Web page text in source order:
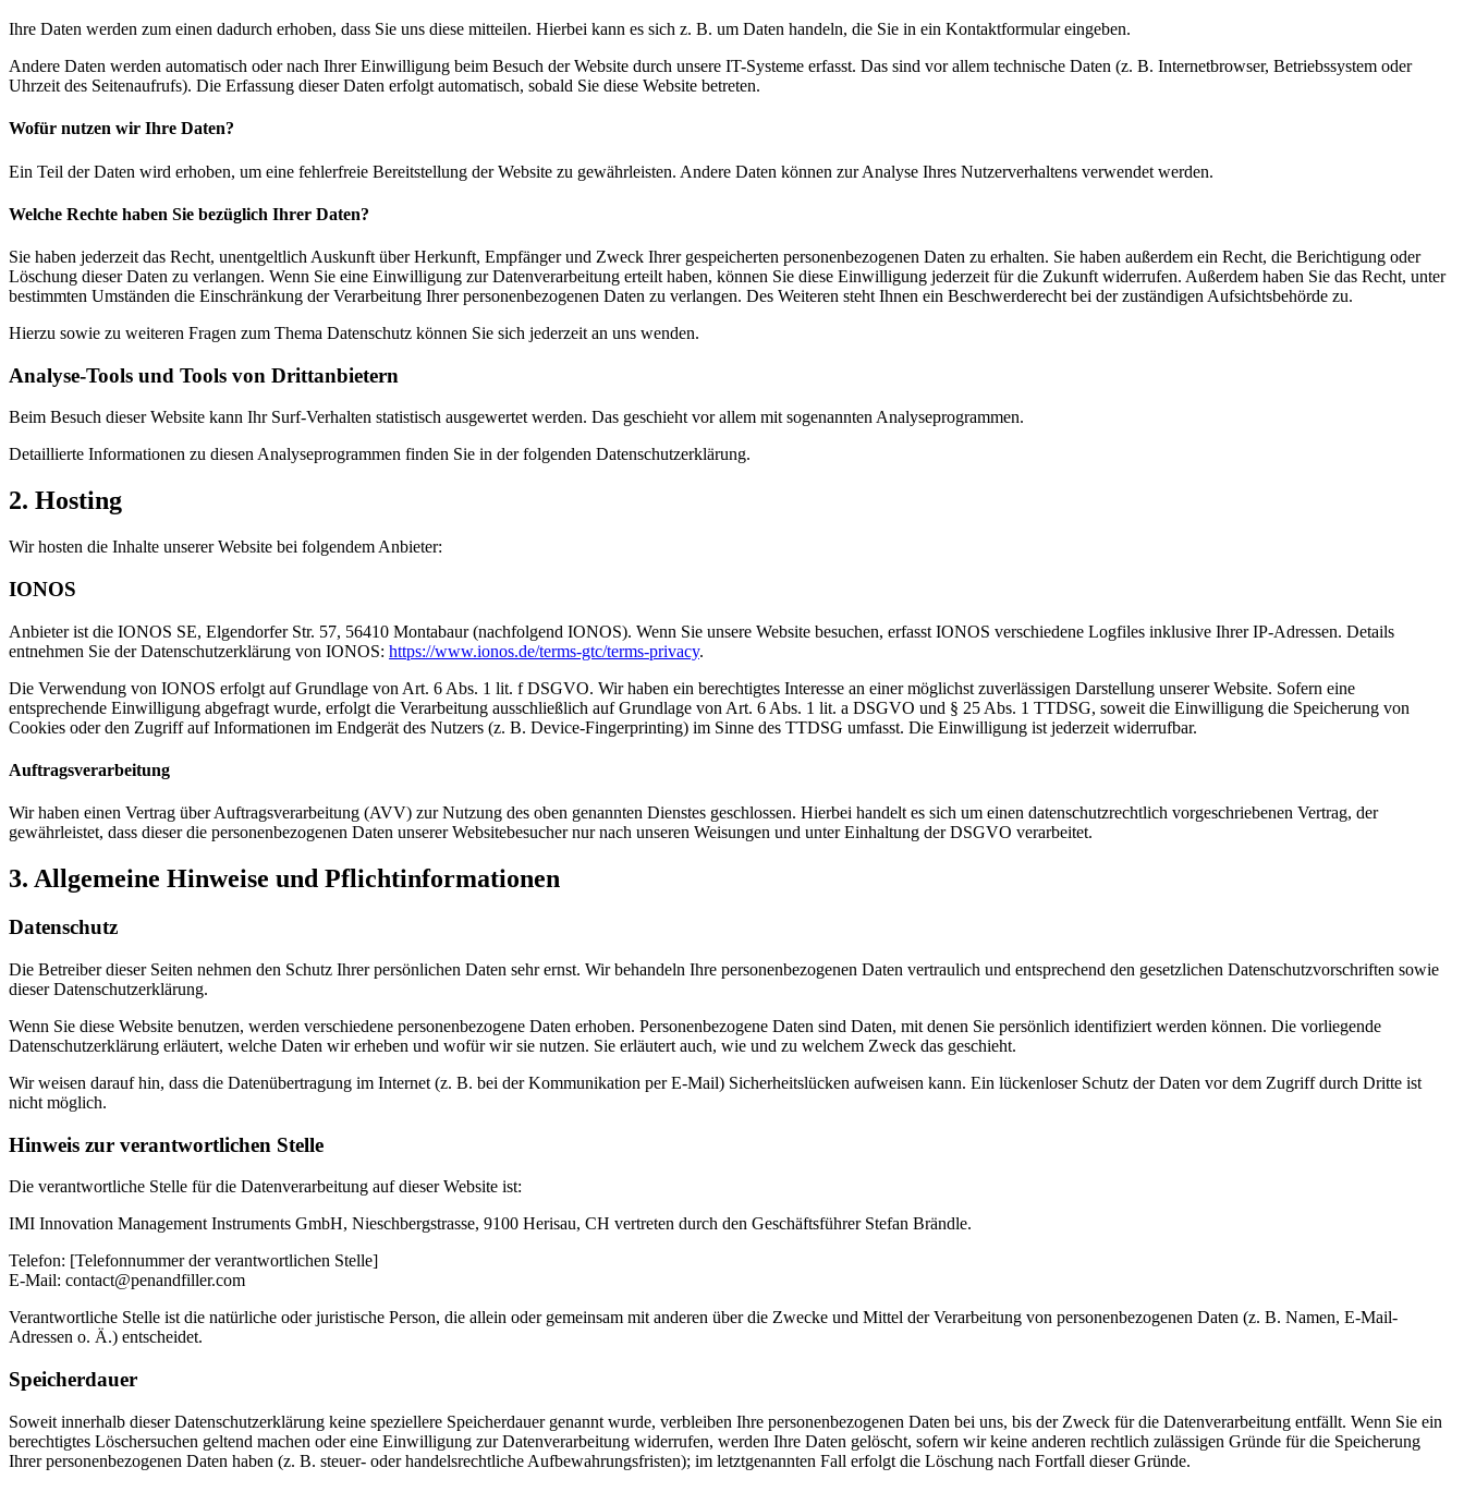
Ihre Daten werden zum einen dadurch erhoben, dass Sie uns diese mitteilen. Hierbei kann es sich z. B. um Daten handeln, die Sie in ein Kontaktformular eingeben.
Andere Daten werden automatisch oder nach Ihrer Einwilligung beim Besuch der Website durch unsere IT-Systeme erfasst. Das sind vor allem technische Daten (z. B. Internetbrowser, Betriebssystem oder
Uhrzeit des Seitenaufrufs). Die Erfassung dieser Daten erfolgt automatisch, sobald Sie diese Website betreten.
Wofür nutzen wir Ihre Daten?
Ein Teil der Daten wird erhoben, um eine fehlerfreie Bereitstellung der Website zu gewährleisten. Andere Daten können zur Analyse Ihres Nutzerverhaltens verwendet werden.
Welche Rechte haben Sie bezüglich Ihrer Daten?
Sie haben jederzeit das Recht, unentgeltlich Auskunft über Herkunft, Empfänger und Zweck Ihrer gespeicherten personenbezogenen Daten zu erhalten. Sie haben außerdem ein Recht, die Berichtigung oder
Löschung dieser Daten zu verlangen. Wenn Sie eine Einwilligung zur Datenverarbeitung erteilt haben, können Sie diese Einwilligung jederzeit für die Zukunft widerrufen. Außerdem haben Sie das Recht, unter
bestimmten Umständen die Einschränkung der Verarbeitung Ihrer personenbezogenen Daten zu verlangen. Des Weiteren steht Ihnen ein Beschwerderecht bei der zuständigen Aufsichtsbehörde zu.
Hierzu sowie zu weiteren Fragen zum Thema Datenschutz können Sie sich jederzeit an uns wenden.
Analyse-Tools und Tools von Dritt­anbietern
Beim Besuch dieser Website kann Ihr Surf-Verhalten statistisch ausgewertet werden. Das geschieht vor allem mit sogenannten Analyseprogrammen.
Detaillierte Informationen zu diesen Analyseprogrammen finden Sie in der folgenden Datenschutzerklärung.
2. Hosting
Wir hosten die Inhalte unserer Website bei folgendem Anbieter:
IONOS
Anbieter ist die IONOS SE, Elgendorfer Str. 57, 56410 Montabaur (nachfolgend IONOS). Wenn Sie unsere Website besuchen, erfasst IONOS verschiedene Logfiles inklusive Ihrer IP-Adressen. Details
entnehmen Sie der Datenschutzerklärung von IONOS: https://www.ionos.de/terms-gtc/terms-privacy.
Die Verwendung von IONOS erfolgt auf Grundlage von Art. 6 Abs. 1 lit. f DSGVO. Wir haben ein berechtigtes Interesse an einer möglichst zuverlässigen Darstellung unserer Website. Sofern eine
entsprechende Einwilligung abgefragt wurde, erfolgt die Verarbeitung ausschließlich auf Grundlage von Art. 6 Abs. 1 lit. a DSGVO und § 25 Abs. 1 TTDSG, soweit die Einwilligung die Speicherung von
Cookies oder den Zugriff auf Informationen im Endgerät des Nutzers (z. B. Device-Fingerprinting) im Sinne des TTDSG umfasst. Die Einwilligung ist jederzeit widerrufbar.
Auftragsverarbeitung
Wir haben einen Vertrag über Auftragsverarbeitung (AVV) zur Nutzung des oben genannten Dienstes geschlossen. Hierbei handelt es sich um einen datenschutzrechtlich vorgeschriebenen Vertrag, der
gewährleistet, dass dieser die personenbezogenen Daten unserer Websitebesucher nur nach unseren Weisungen und unter Einhaltung der DSGVO verarbeitet.
3. Allgemeine Hinweise und Pflicht­informationen
Datenschutz
Die Betreiber dieser Seiten nehmen den Schutz Ihrer persönlichen Daten sehr ernst. Wir behandeln Ihre personenbezogenen Daten vertraulich und entsprechend den gesetzlichen Datenschutzvorschriften sowie
dieser Datenschutzerklärung.
Wenn Sie diese Website benutzen, werden verschiedene personenbezogene Daten erhoben. Personenbezogene Daten sind Daten, mit denen Sie persönlich identifiziert werden können. Die vorliegende
Datenschutzerklärung erläutert, welche Daten wir erheben und wofür wir sie nutzen. Sie erläutert auch, wie und zu welchem Zweck das geschieht.
Wir weisen darauf hin, dass die Datenübertragung im Internet (z. B. bei der Kommunikation per E-Mail) Sicherheitslücken aufweisen kann. Ein lückenloser Schutz der Daten vor dem Zugriff durch Dritte ist
nicht möglich.
Hinweis zur verantwortlichen Stelle
Die verantwortliche Stelle für die Datenverarbeitung auf dieser Website ist:
IMI Innovation Management Instruments GmbH, Nieschbergstrasse, 9100 Herisau, CH vertreten durch den Geschäftsführer Stefan Brändle.
Telefon: [Telefonnummer der verantwortlichen Stelle]
E-Mail: contact@penandfiller.com
Verantwortliche Stelle ist die natürliche oder juristische Person, die allein oder gemeinsam mit anderen über die Zwecke und Mittel der Verarbeitung von personenbezogenen Daten (z. B. Namen, E-Mail-
Adressen o. Ä.) entscheidet.
Speicherdauer
Soweit innerhalb dieser Datenschutzerklärung keine speziellere Speicherdauer genannt wurde, verbleiben Ihre personenbezogenen Daten bei uns, bis der Zweck für die Datenverarbeitung entfällt. Wenn Sie ein
berechtigtes Löschersuchen geltend machen oder eine Einwilligung zur Datenverarbeitung widerrufen, werden Ihre Daten gelöscht, sofern wir keine anderen rechtlich zulässigen Gründe für die Speicherung
Ihrer personenbezogenen Daten haben (z. B. steuer- oder handelsrechtliche Aufbewahrungsfristen); im letztgenannten Fall erfolgt die Löschung nach Fortfall dieser Gründe.